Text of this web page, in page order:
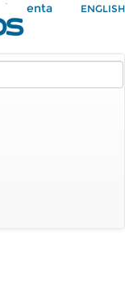
Mi Cuenta ENGLISH